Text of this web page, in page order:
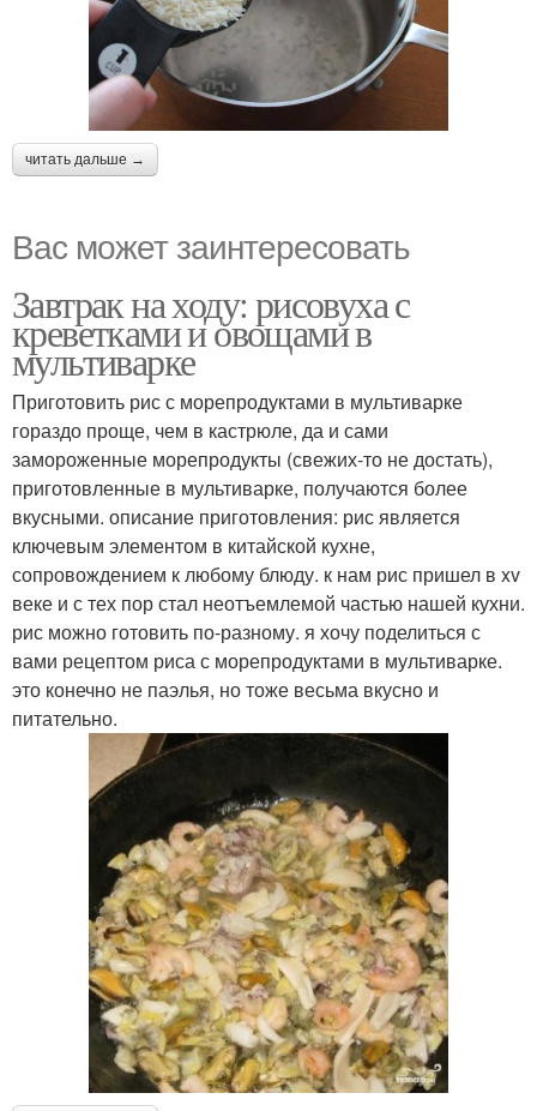
читать дальше →
Вас может заинтересовать
Завтрак на ходу: рисовуха с
креветками и овощами в
мультиварке
Приготовить рис с морепродуктами в мультиварке
гораздо проще, чем в кастрюле, да и сами
замороженные морепродукты (свежих-то не достать),
приготовленные в мультиварке, получаются более
вкусными. описание приготовления: рис является
ключевым элементом в китайской кухне,
сопровождением к любому блюду. к нам рис пришел в xv
веке и с тех пор стал неотъемлемой частью нашей кухни.
рис можно готовить по-разному. я хочу поделиться с
вами рецептом риса с морепродуктами в мультиварке.
это конечно не паэлья, но тоже весьма вкусно и
питательно.